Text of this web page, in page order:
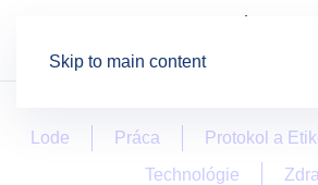
Skip to main content
Lode Práca Protokol a
Technológie